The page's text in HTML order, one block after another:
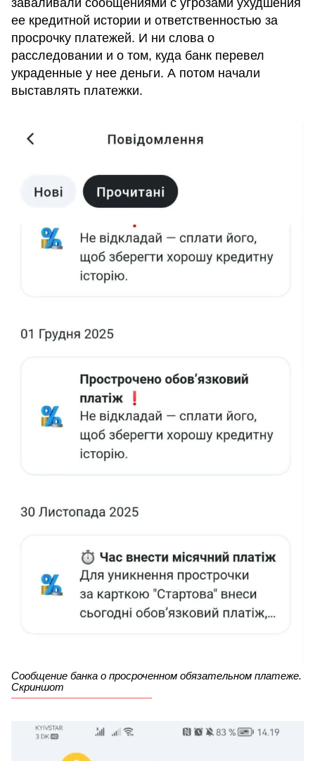
заваливали сообщениями с угрозами ухудшения
ее кредитной истории и ответственностью за
просрочку платежей. И ни слова о
расследовании и о том, куда банк перевел
украденные у нее деньги. А потом начали
выставлять платежки.
Сообщение банка о просроченном обязательном платеже.
Скриншот